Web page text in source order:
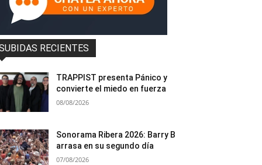
RECIENTES
TRAPPIST presenta Pánico y
convierte el miedo en fuerza
08/08/2026
Sonorama Ribera 2026: Barry B
arrasa en su segundo día
07/08/2026